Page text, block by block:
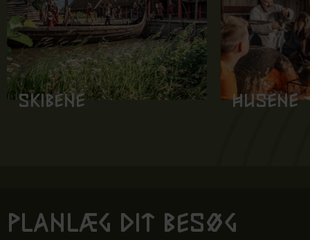
Skibene Husene
Planlæg dit besøg